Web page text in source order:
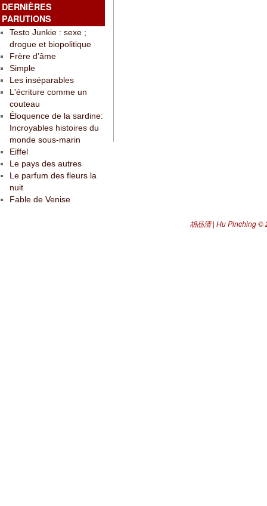
DERNIÈRES
PARUTIONS
Testo Junkie : sexe ;
drogue et biopolitique
Frère d’âme
Simple
Les inséparables
L'écriture comme un
couteau
Éloquence de la sardine:
Incroyables histoires du
monde sous-marin
Eiffel
Le pays des autres
Le parfum des fleurs la
nuit
Fable de Venise
胡品清 | Hu Pinching©